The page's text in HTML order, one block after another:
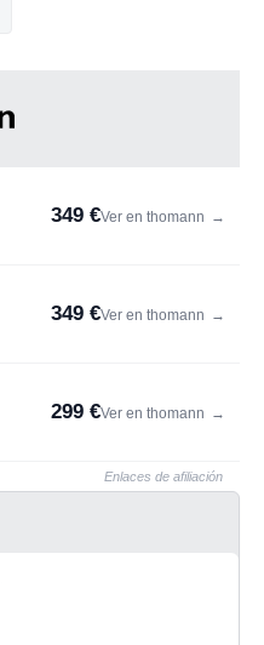
349 €Ver en thomann →
349 €Ver en thomann →
299 €Ver en thomann →
Enlaces de afiliación